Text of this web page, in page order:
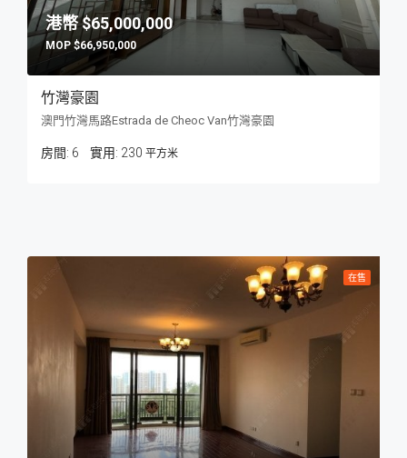
$65,000,000
$66,950,000
竹灣豪園
澳門竹灣馬路Estrada de Cheoc Van竹灣豪園
房間: 6 230 平方米
在售